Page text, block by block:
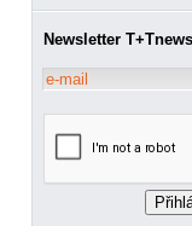
Newsletter T+Tnews